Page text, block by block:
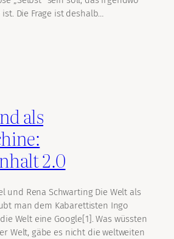
Die Frage ist deshalb…
als
2.0
und Rena Schwarting Die Welt als
man dem Kabarettisten Ingo
Welt eine Google[1]. Was wüssten
Welt, gäbe es nicht die weltweiten